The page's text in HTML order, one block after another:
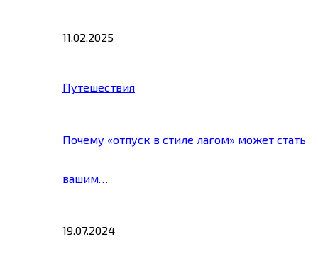
11.02.2025
Путешествия
Почему «отпуск в стиле лагом» может стать
вашим…
19.07.2024